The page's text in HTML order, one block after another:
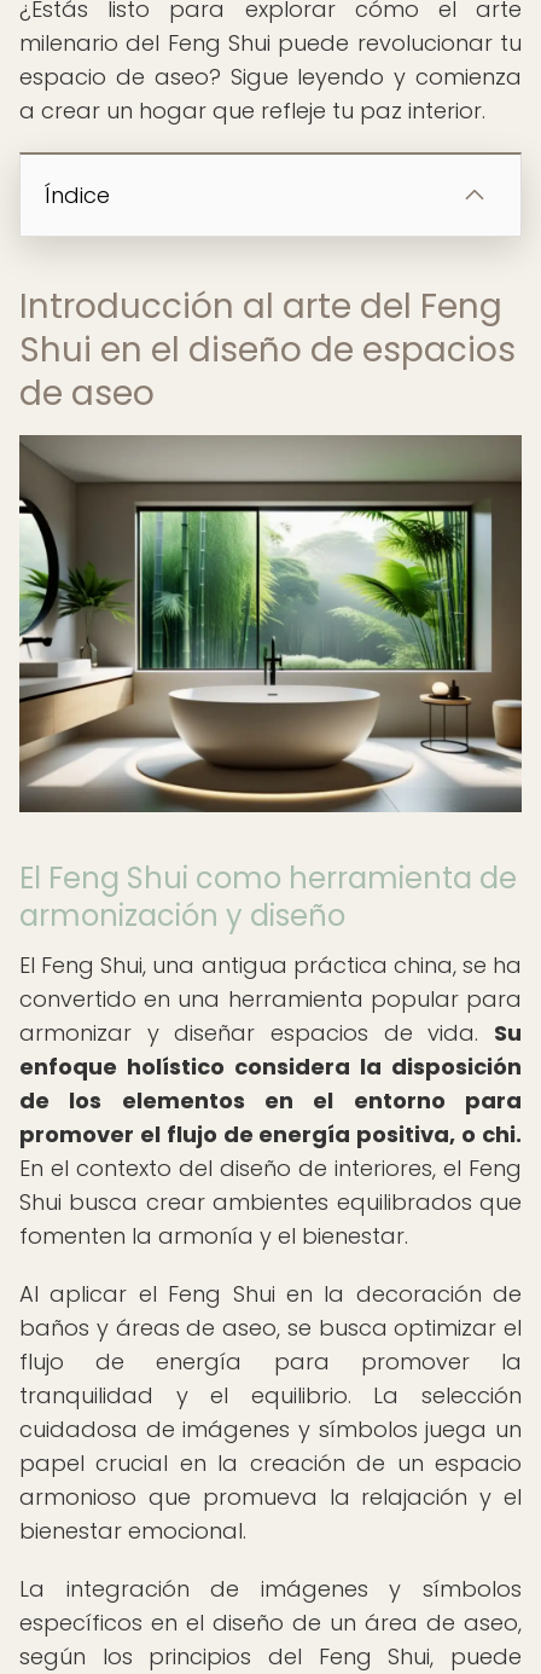
¿Estás listo para explorar cómo el arte
milenario del Feng Shui puede revolucionar tu
espacio de aseo? Sigue leyendo y comienza
a crear un hogar que refleje tu paz interior.
Índice
Introducción al arte del Feng
Shui en el diseño de espacios
de aseo
El Feng Shui como herramienta de
armonización y diseño
El Feng Shui, una antigua práctica china, se ha
convertido en una herramienta popular para
armonizar y diseñar espacios de vida. Su
enfoque holístico considera la disposición
de los elementos en el entorno para
promover el flujo de energía positiva, o chi.
En el contexto del diseño de interiores, el Feng
Shui busca crear ambientes equilibrados que
fomenten la armonía y el bienestar.
Al aplicar el Feng Shui en la decoración de
baños y áreas de aseo, se busca optimizar el
flujo de energía para promover la
tranquilidad y el equilibrio. La selección
cuidadosa de imágenes y símbolos juega un
papel crucial en la creación de un espacio
armonioso que promueva la relajación y el
bienestar emocional.
La integración de imágenes y símbolos
específicos en el diseño de un área de aseo,
según los principios del Feng Shui, puede